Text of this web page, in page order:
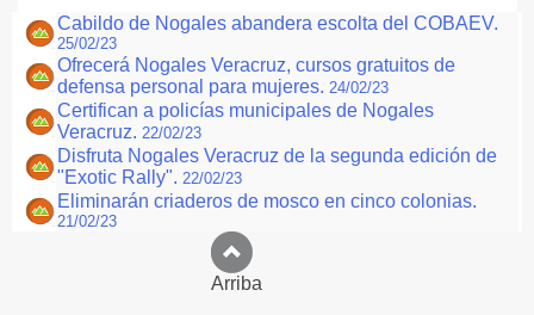
Cabildo de Nogales abandera escolta del COBAEV.
25/02/23
Ofrecerá Nogales Veracruz, cursos gratuitos de
defensa personal para mujeres. 24/02/23
Certifican a policías municipales de Nogales
Veracruz. 22/02/23
Disfruta Nogales Veracruz de la segunda edición de
"Exotic Rally". 22/02/23
Eliminarán criaderos de mosco en cinco colonias.
21/02/23
Arriba